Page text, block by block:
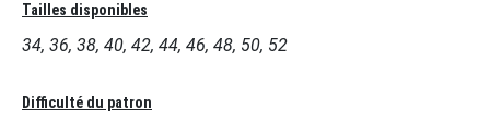
Tailles disponibles
34, 36, 38, 40, 42, 44, 46, 48, 50, 52
Difficulté du patron